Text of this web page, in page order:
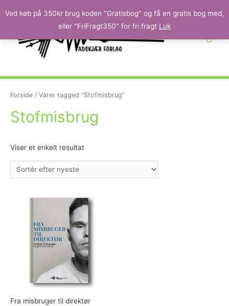
Ved køb på 350kr brug koden "Gratisbog" og få en gratis bog med,
eller "FriFragt350" for fri fragt Luk
Forside / Varer tagged “Stofmisbrug”
Stofmisbrug
Viser et enkelt resultat
Fra misbruger til direktør